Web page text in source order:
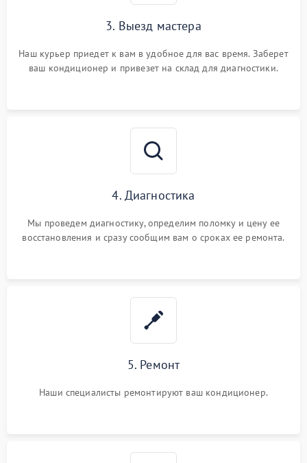
3. Выезд мастера
Наш курьер приедет к вам в удобное для вас время. Заберет
ваш кондиционер и привезет на склад для диагностики.
4. Диагностика
Мы проведем диагностику, определим поломку и цену ее
восстановления и сразу сообщим вам о сроках ее ремонта.
5. Ремонт
Наши специалисты ремонтируют ваш кондиционер.